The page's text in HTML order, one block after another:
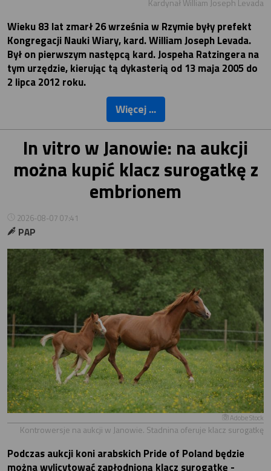
Kardynał William Joseph Levada
Wieku 83 lat zmarł 26 września w Rzymie były prefekt
Kongregacji Nauki Wiary, kard. William Joseph Levada.
Był on pierwszym następcą kard. Jospeha Ratzingera na
tym urzędzie, kierując tą dykasterią od 13 maja 2005 do
2 lipca 2012 roku.
Więcej ...
In vitro w Janowie: na aukcji
można kupić klacz surogatkę z
embrionem
2026-08-07 07:41
PAP
Adobe Stock
Kontrowersje na aukcji w Janowie. Stadnina oferuje klacz surogatkę
Podczas aukcji koni arabskich Pride of Poland będzie
można wylicytować zapłodnioną klacz surogatkę -